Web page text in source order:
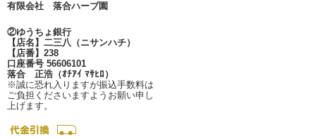
有限会社 落合ハーブ園
②ゆうちょ銀行
【店名】二三八（ニサンハチ）
【店番】238
口座番号 56606101
落合 正浩（ｵﾁｱｲ ﾏｻﾋﾛ）
※誠に恐れ入りますが振込手数料は
ご負担くださいますようお願い申し
上げます。